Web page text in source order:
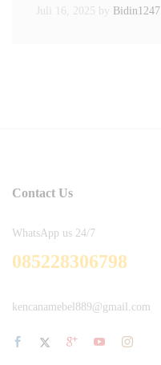
Juli 16, 2025 by Bidin1247
Contact Us
WhatsApp us 24/7
085228306798
kencanamebel889@gmail.com